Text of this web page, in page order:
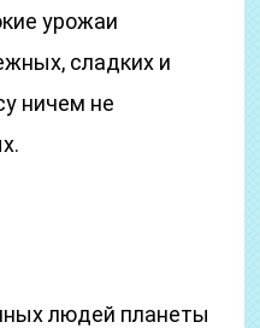
урожаи
сладких и
ничем не
людей планеты